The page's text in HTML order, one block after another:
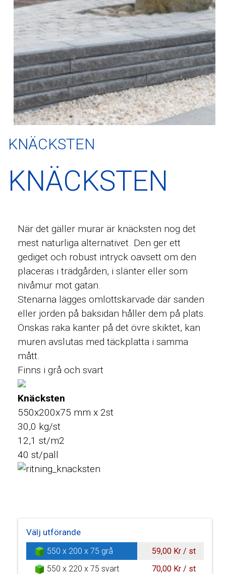
KNÄCKSTEN
KNÄCKSTEN
När det gäller murar är knäcksten nog det
mest naturliga alternativet. Den ger ett
gediget och robust intryck oavsett om den
placeras i trädgården, i slänter eller som
nivåmur mot gatan.
Stenarna lägges omlottskarvade där sanden
eller jorden på baksidan håller dem på plats.
Önskas raka kanter på det övre skiktet, kan
muren avslutas med täckplatta i samma
mått.
Finns i grå och svart
Knäcksten
550x200x75 mm x 2st
30,0 kg/st
12,1 st/m2
40 st/pall
Välj utförande
550 x 200 x 75 grå
59,00 Kr / st
550 x 220 x 75 svart
70,00 Kr / st